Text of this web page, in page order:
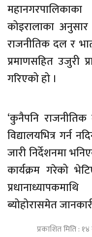
कोइरालाका
राजनीतिक दल र
प्रमाणसहित उजुरी
गरिएको हो ।
‘कुनैपनि
विद्यालयभित्र गर्न
जारी निर्देशनमा
कार्यक्रम गरेको
ब्योहोरासमेत
प्रकाशित मिति :